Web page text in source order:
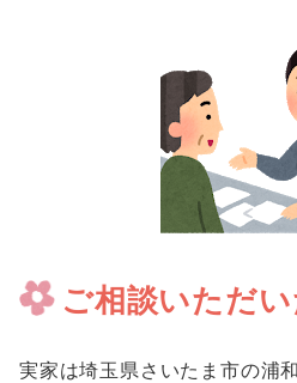
ご相談いただ
実家は埼玉県さいたま市の浦